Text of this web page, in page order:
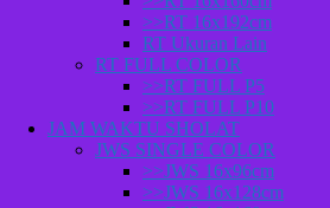
>>RT 16x192cm
RT Ukuran Lain
RT FULL COLOR
>>RT FULL P5
>>RT FULL P10
JAM WAKTU SHOLAT
JWS SINGLE COLOR
>>JWS 16x96cm
>>JWS 16x128cm